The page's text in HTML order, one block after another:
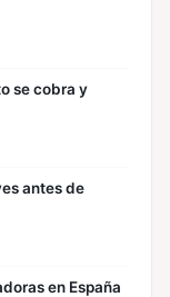
se cobra y
antes de
en España